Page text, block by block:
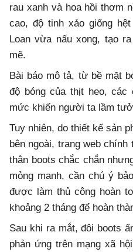
rau xanh và hoa hồi thơm
cao, độ tinh xảo giống
Loan vừa nấu xong, tạo
mẽ.
Bài báo mô tả, từ bề mặt
độ bóng của thịt heo,
mức khiến người ta lầm
Tuy nhiên, do thiết kế sản
bên ngoài, trang web
thân boots chắc chắn
mỏng manh, cần chú ý
được làm thủ công hoàn
khoảng 2 tháng để hoàn
Sau khi ra mắt, đôi boots
phản ứng trên mạng xã